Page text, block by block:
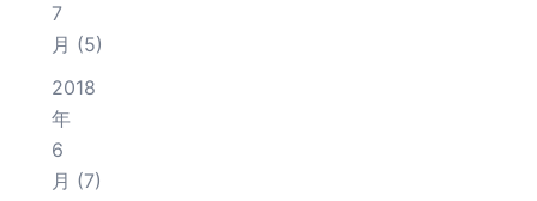
7
月 (5)
2018
年
6
月 (7)